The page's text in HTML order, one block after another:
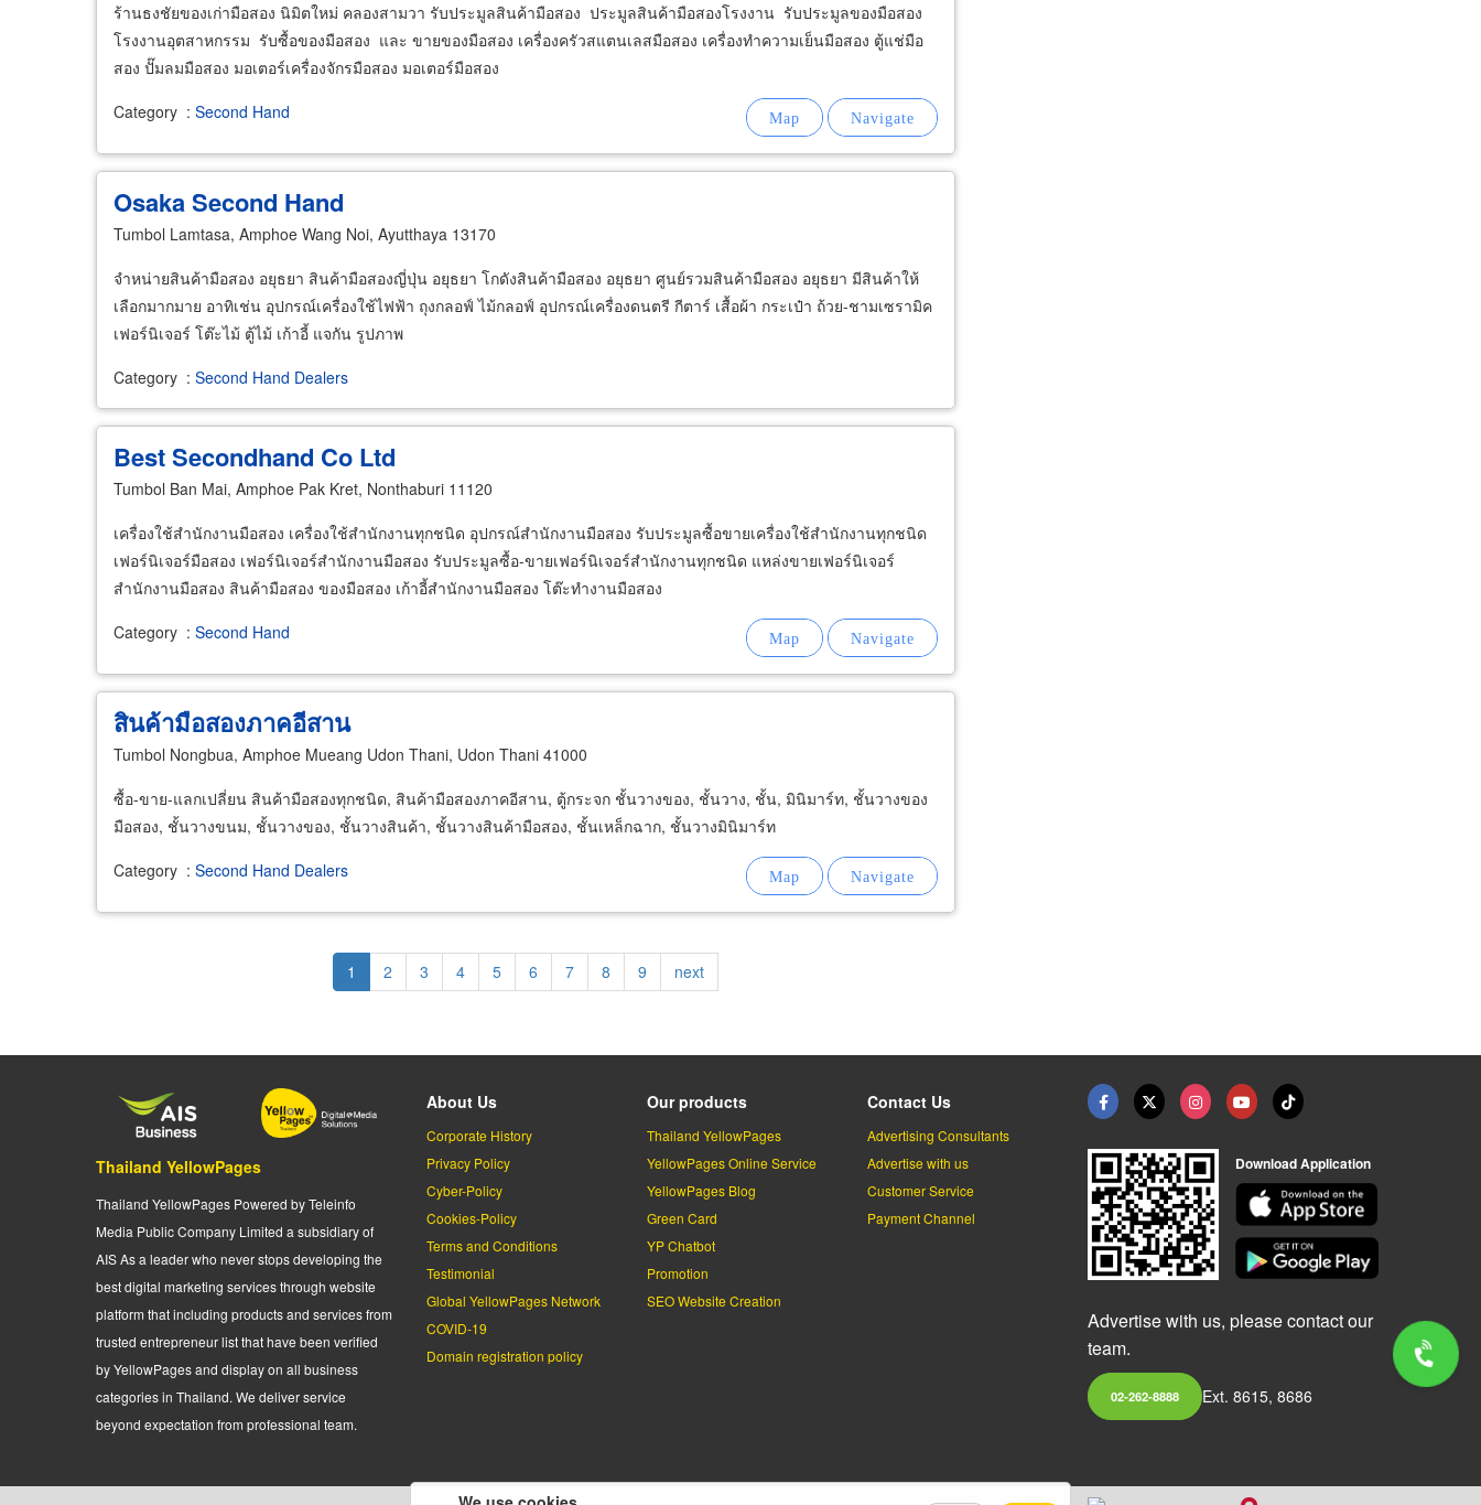
ร้านธงชัยของเก่ามือสอง นิมิตใหม่ คลองสามวา รับประมูลสินค้ามือสอง ประมูลสินค้ามือสองโรงงาน รับประมูลของมือสอง
โรงงานอุตสาหกรรม รับซื้อของมือสอง และ ขายของมือสอง เครื่องครัวสแตนเลสมือสอง เครื่องทำความเย็นมือสอง ตู้แช่มือ
สอง ปั๊มลมมือสอง มอเตอร์เครื่องจักรมือสอง มอเตอร์มือสอง
Category : Second Hand
Osaka Second Hand
Tumbol Lamtasa, Amphoe Wang Noi, Ayutthaya 13170
จำหน่ายสินค้ามือสอง อยุธยา สินค้ามือสองญี่ปุ่น อยุธยา โกดังสินค้ามือสอง อยุธยา ศูนย์รวมสินค้ามือสอง อยุธยา มีสินค้าให้
เลือกมากมาย อาทิเช่น อุปกรณ์เครื่องใช้ไฟฟ้า ถุงกลอฟ์ ไม้กลอฟ์ อุปกรณ์เครื่องดนตรี กีตาร์ เสื้อผ้า กระเป๋า ถ้วย-ชามเซรามิค
เฟอร์นิเจอร์ โต๊ะไม้ ตู้ไม้ เก้าอี้ แจกัน รูปภาพ
Category : Second Hand Dealers
Best Secondhand Co Ltd
Tumbol Ban Mai, Amphoe Pak Kret, Nonthaburi 11120
เครื่องใช้สำนักงานมือสอง เครื่องใช้สำนักงานทุกชนิด อุปกรณ์สำนักงานมือสอง รับประมูลซื้อขายเครื่องใช้สำนักงานทุกชนิด
เฟอร์นิเจอร์มือสอง เฟอร์นิเจอร์สำนักงานมือสอง รับประมูลซื้อ-ขายเฟอร์นิเจอร์สำนักงานทุกชนิด แหล่งขายเฟอร์นิเจอร์
สำนักงานมือสอง สินค้ามือสอง ของมือสอง เก้าอี้สำนักงานมือสอง โต๊ะทำงานมือสอง
Category : Second Hand
สินค้ามือสองภาคอีสาน
Tumbol Nongbua, Amphoe Mueang Udon Thani, Udon Thani 41000
ซื้อ-ขาย-แลกเปลี่ยน สินค้ามือสองทุกชนิด, สินค้ามือสองภาคอีสาน, ตู้กระจก ชั้นวางของ, ชั้นวาง, ชั้น, มินิมาร์ท, ชั้นวางของ
มือสอง, ชั้นวางขนม, ชั้นวางของ, ชั้นวางสินค้า, ชั้นวางสินค้ามือสอง, ชั้นเหล็กฉาก, ชั้นวางมินิมาร์ท
Category : Second Hand Dealers
Current
page
1 Page
2 Page
3 Page
4 Page
5 Page
6 Page
7 Page
8 Page
9
Next
page
next
Thailand YellowPages
Thailand YellowPages Powered by Teleinfo
Media Public Company Limited a subsidiary of
AIS As a leader who never stops developing the
best digital marketing services through website
platform that including products and services from
trusted entrepreneur list that have been verified
by YellowPages and display on all business
categories in Thailand. We deliver service
beyond expectation from professional team.
About Us
Corporate History
Privacy Policy
Cyber-Policy
Cookies-Policy
Terms and Conditions
Testimonial
Global YellowPages Network
COVID-19
Domain registration policy
Our products
Thailand YellowPages
YellowPages Online Service
YellowPages Blog
Green Card
YP Chatbot
Promotion
SEO Website Creation
Contact Us
Advertising Consultants
Advertise with us
Customer Service
Payment Channel
Download Application
Advertise with us, please contact our
team.
02-262-8888 Ext. 8615, 8686